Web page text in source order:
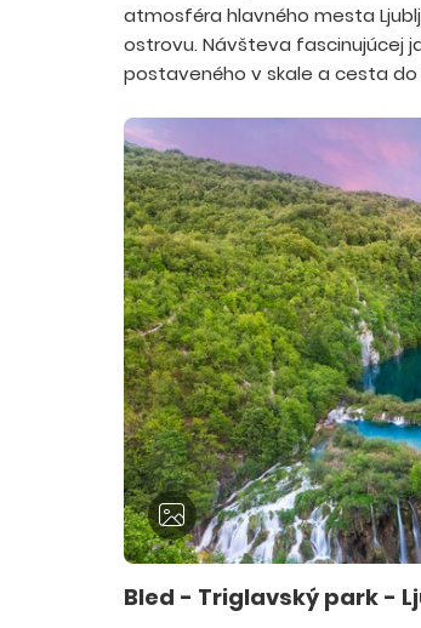
atmosféra hlavného mesta
ostrovu. Návšteva fascinujúcej
postaveného v skale a cesta do
Bled - Triglavský park -